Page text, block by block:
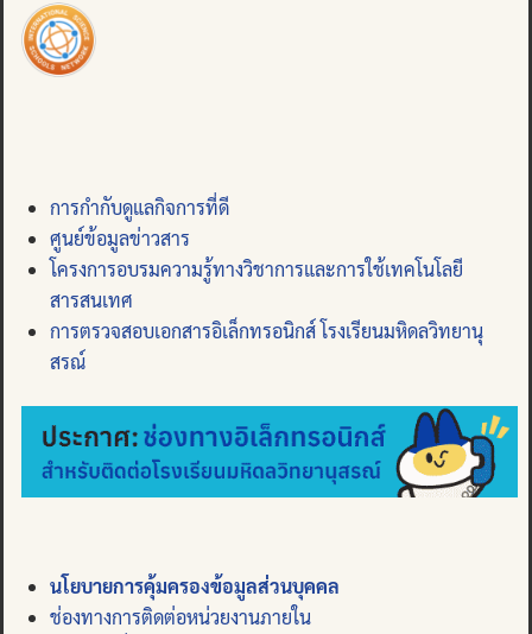
การกำกับดูแลกิจการที่ดี
ศูนย์ข้อมูลข่าวสาร
โครงการอบรมความรู้ทางวิชาการและการใช้เทคโนโลยี
สารสนเทศ
การตรวจสอบเอกสารอิเล็กทรอนิกส์ โรงเรียนมหิดลวิทยานุ
สรณ์
นโยบายการคุ้มครองข้อมูลส่วนบุคคล
ช่องทางการติดต่อหน่วยงานภายใน